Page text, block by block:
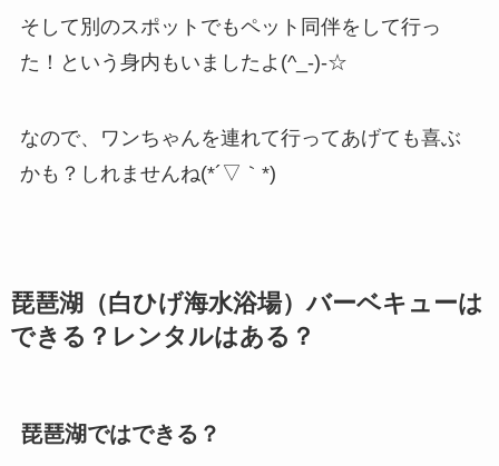
そして別のスポットでもペット同伴をして行っ
た！という身内もいましたよ(^_-)-☆
なので、ワンちゃんを連れて行ってあげても喜ぶ
かも？しれませんね(*´▽｀*)
琵琶湖（白ひげ海水浴場）バーベキューは
できる？レンタルはある？
琵琶湖ではできる？